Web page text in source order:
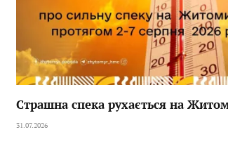
Страшна спека рухається на
31.07.2026